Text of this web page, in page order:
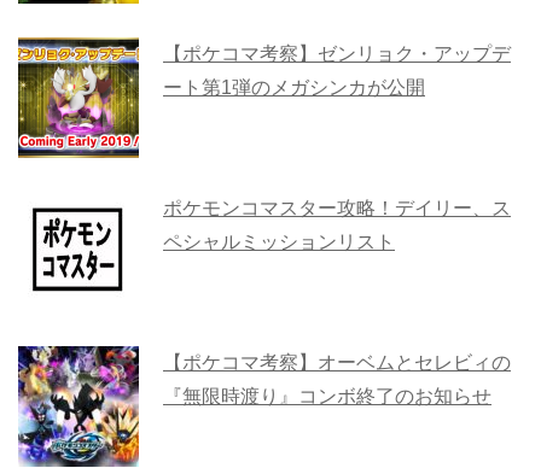
【ポケコマ考察】ゼンリョク・アップデ
ート第1弾のメガシンカが公開
ポケモンコマスター攻略！デイリー、ス
ペシャルミッションリスト
【ポケコマ考察】オーベムとセレビィの
『無限時渡り』コンボ終了のお知らせ